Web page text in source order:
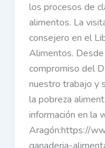
los procesos de
alimentos. La
consejero en el
Alimentos.
compromiso del
nuestro trabajo y
la pobreza
información en la
Aragón:https://